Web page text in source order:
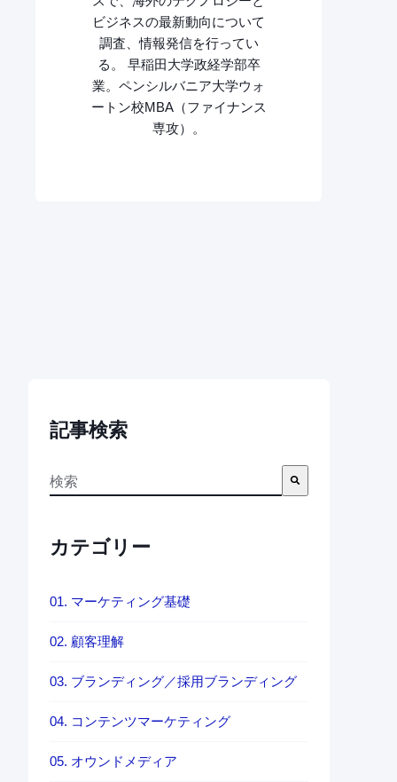
ビジネスの最新動向について
調査、情報発信を行ってい
る。 早稲田大学政経学部卒
業。ペンシルバニア大学ウォ
ートン校MBA（ファイナンス
専攻）。
記事検索
これは、自動候補機能付きの検索フィールドです。
カテゴリー
01. マーケティング基礎
02. 顧客理解
03. ブランディング／採用ブランディング
04. コンテンツマーケティング
05. オウンドメディア